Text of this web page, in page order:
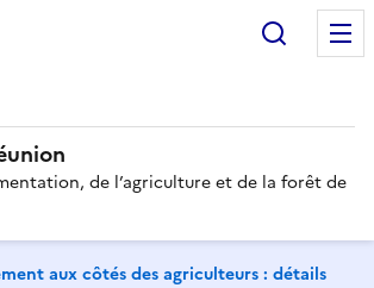
de l’agriculture et de la forêt de
aux côtés des agriculteurs : détails